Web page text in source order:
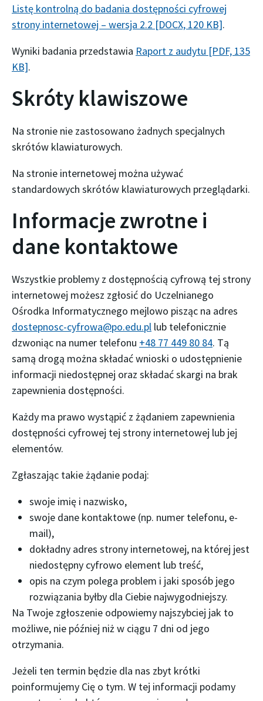
Listę kontrolną do badania dostępności cyfrowej
strony internetowej – wersja 2.2 [DOCX, 120 KB].
Wyniki badania przedstawia Raport z audytu [PDF, 135
KB].
Skróty klawiszowe
Na stronie nie zastosowano żadnych specjalnych
skrótów klawiaturowych.
Na stronie internetowej można używać
standardowych skrótów klawiaturowych przeglądarki.
Informacje zwrotne i
dane kontaktowe
Wszystkie problemy z dostępnością cyfrową tej strony
internetowej możesz zgłosić do Uczelnianego
Ośrodka Informatycznego mejlowo pisząc na adres
dostepnosc-cyfrowa@po.edu.pl lub telefonicznie
dzwoniąc na numer telefonu +48 77 449 80 84. Tą
samą drogą można składać wnioski o udostępnienie
informacji niedostępnej oraz składać skargi na brak
zapewnienia dostępności.
Każdy ma prawo wystąpić z żądaniem zapewnienia
dostępności cyfrowej tej strony internetowej lub jej
elementów.
Zgłaszając takie żądanie podaj:
swoje imię i nazwisko,
swoje dane kontaktowe (np. numer telefonu, e-
mail),
dokładny adres strony internetowej, na której jest
niedostępny cyfrowo element lub treść,
opis na czym polega problem i jaki sposób jego
rozwiązania byłby dla Ciebie najwygodniejszy.
Na Twoje zgłoszenie odpowiemy najszybciej jak to
możliwe, nie później niż w ciągu 7 dni od jego
otrzymania.
Jeżeli ten termin będzie dla nas zbyt krótki
poinformujemy Cię o tym. W tej informacji podamy